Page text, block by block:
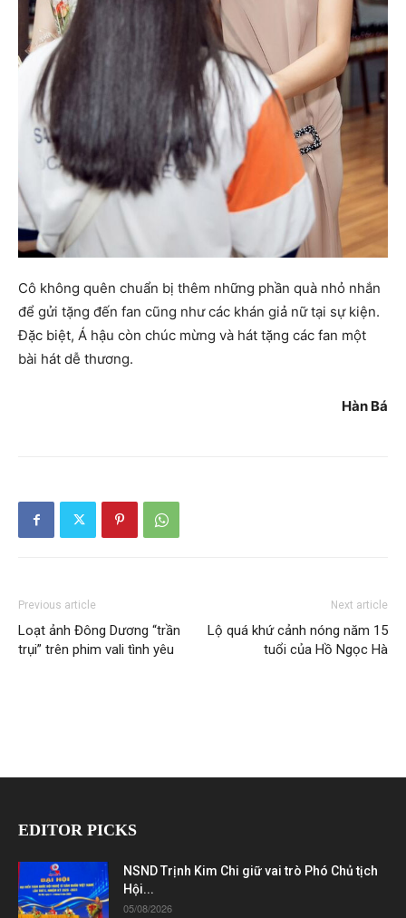
Cô không quên chuẩn bị thêm những phần quà nhỏ nhắn
để gửi tặng đến fan cũng như các khán giả nữ tại sự kiện.
Đặc biệt, Á hậu còn chúc mừng và hát tặng các fan một
bài hát dễ thương.
Hàn Bá
Previous article
Loạt ảnh Đông Dương “trần
trụi” trên phim vali tình yêu
Next article
Lộ quá khứ cảnh nóng năm 15
tuổi của Hồ Ngọc Hà
EDITOR PICKS
NSND Trịnh Kim Chi giữ vai trò Phó Chủ tịch
Hội...
05/08/2026